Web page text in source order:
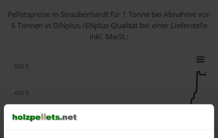
Pelletspreise in Straubenhardt für 1 Tonne bei Abnahmevon
6 Tonnen in DINplus-/ENplus-Qualität bei einer Lieferstelle
inkl. MwSt.:
400 €
450 €
500 €